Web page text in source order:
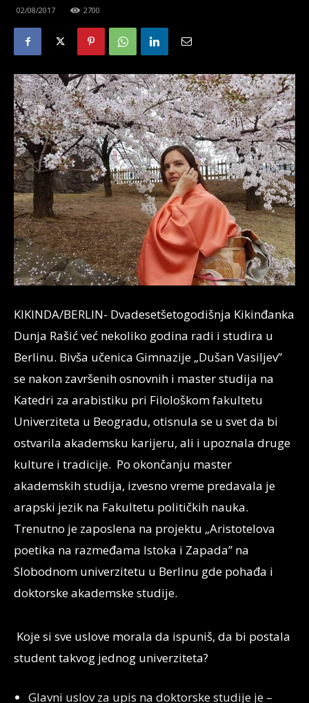
02/08/2017 2700
KIKINDA/BERLIN- Dvadesetšetogodišnja Kikinđanka
Dunja Rašić već nekoliko godina radi i studira u
Berlinu. Bivša učenica Gimnazije „Dušan Vasiljev”
se nakon završenih osnovnih i master studija na
Katedri za arabistiku pri Filološkom fakultetu
Univerziteta u Beogradu, otisnula se u svet da bi
ostvarila akademsku karijeru, ali i upoznala druge
kulture i tradicije. Po okončanju master
akademskih studija, izvesno vreme predavala je
arapski jezik na Fakultetu političkih nauka.
Trenutno je zaposlena na projektu „Aristotelova
poetika na razmeđama Istoka i Zapada” na
Slobodnom univerzitetu u Berlinu gde pohađa i
doktorske akademske studije.
Koje si sve uslove morala da ispuniš, da bi postala
student takvog jednog univerziteta?
Glavni uslov za upis na doktorske studije je –